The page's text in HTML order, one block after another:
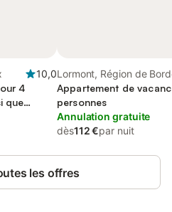
10,0
4
que
Lormont, Région de
Appartement de
personnes
Annulation gratuite
dès112 €par nuit
les offres